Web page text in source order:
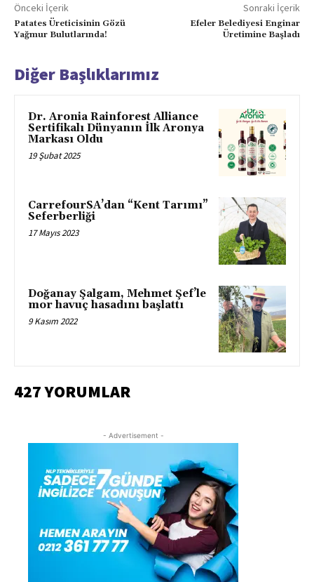
Önceki İçerik
Patates Üreticisinin Gözü
Yağmur Bulutlarında!
Sonraki İçerik
Efeler Belediyesi Enginar
Üretimine Başladı
Diğer Başlıklarımız
Dr. Aronia Rainforest Alliance
Sertifikalı Dünyanın İlk Aronya
Markası Oldu
19 Şubat 2025
CarrefourSA’dan “Kent Tarımı”
Seferberliği
17 Mayıs 2023
Doğanay Şalgam, Mehmet Şef’le
mor havuç hasadını başlattı
9 Kasım 2022
427 YORUMLAR
- Advertisement -